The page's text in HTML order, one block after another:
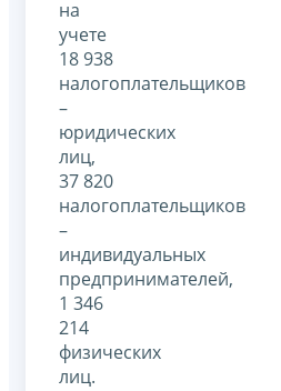
на
учете
18 938
налогоплательщиков
–
юридических
лиц,
37 820
налогоплательщиков
–
индивидуальных
предпринимателей,
1 346
214
физических
лиц.